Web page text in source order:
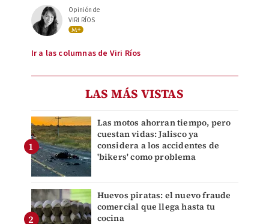
Opinión de
VIRI RÍOS
Ir a las columnas de Viri Ríos
LAS MÁS VISTAS
Las motos ahorran tiempo, pero
cuestan vidas: Jalisco ya
considera a los accidentes de
'bikers' como problema
Huevos piratas: el nuevo fraude
comercial que llega hasta tu
cocina